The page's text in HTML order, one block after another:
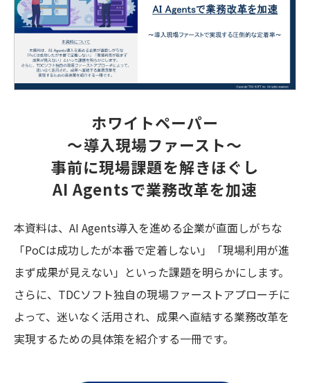
ホワイトペーパー
～導入現場ファースト～
事前に現場課題を解きほぐし
AI Agentsで業務改革を加速
本資料は、AI Agents導入を進める企業が直面しがちな
「PoCは成功したが本番で定着しない」「現場利用が進
まず成果が見えない」といった課題を明らかにします。
さらに、TDCソフト独自の現場ファーストアプローチに
よって、迷いなく活用され、成果へ直結する業務改革を
実現するための具体策を紹介する一冊です。